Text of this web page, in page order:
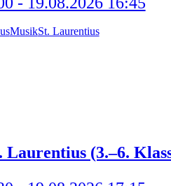
MusikSt. Laurentius
(3.–6.